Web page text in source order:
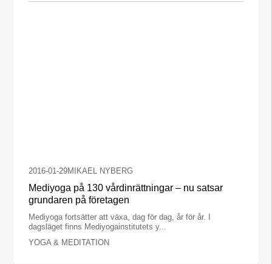
2016-01-29MIKAEL NYBERG
Mediyoga på 130 vårdinrättningar – nu satsar
grundaren på företagen
Mediyoga fortsätter att växa, dag för dag, år för år. I
dagsläget finns Mediyogainstitutets y...
YOGA & MEDITATION